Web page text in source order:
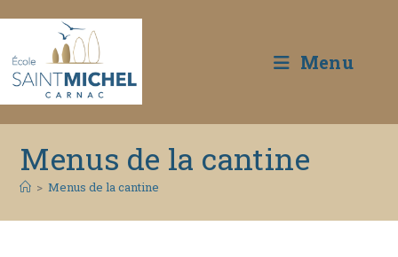
content
Menu
Menus de la cantine
> Menus de la cantine